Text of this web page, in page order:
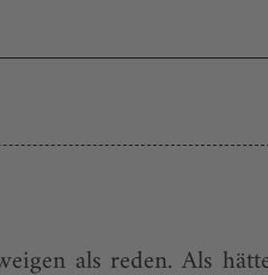
als reden. Als